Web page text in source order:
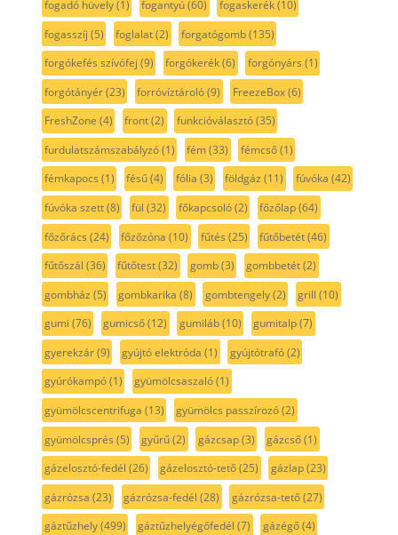
fogadó hüvely(1) fogantyú(60) fogaskerék(10)
fogasszíj (5) foglalat(2) forgatógomb(135)
forgókefés szívófej (9) forgókerék(6) forgónyárs (1)
forgótányér(23) forróvíztároló(9) FreezeBox(6)
FreshZone (4) front(2) funkcióválasztó(35)
furdulatszámszabályzó(1) fém(33) fémcső(1)
fémkapocs (1) fésű(4) fólia (3) földgáz (11) fúvóka (42)
fúvóka szett(8) fül (32) főkapcsoló(2) főzőlap(64)
főzőrács (24) főzőzóna (10) fűtés (25) fűtőbetét(46)
fűtőszál (36) fűtőtest(32) gomb(3) gombbetét(2)
gombház (5) gombkarika (8) gombtengely(2) grill (10)
gumi (76) gumicső(12) gumiláb(10) gumitalp(7)
gyerekzár(9) gyújtó elektróda (1) gyújtótrafó(2)
gyúrókampó(1) gyümölcsaszaló(1)
gyümölcscentrifuga (13) gyümölcs passzírozó(2)
gyümölcsprés (5) gyűrű(2) gázcsap(3) gázcső(1)
gázelosztó-fedél (26) gázelosztó-tető(25) gázlap(23)
gázrózsa (23) gázrózsa-fedél (28) gázrózsa-tető(27)
gáztűzhely(499) gáztűzhelyégőfedél (7) gázégő(4)